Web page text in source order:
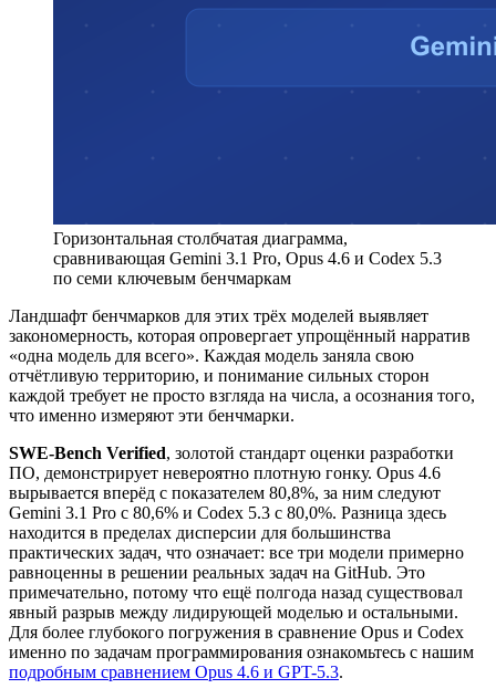
Горизонтальная столбчатая диаграмма,
сравнивающая Gemini 3.1 Pro, Opus 4.6 и Codex 5.3
по семи ключевым бенчмаркам
Ландшафт бенчмарков для этих трёх моделей выявляет
закономерность, которая опровергает упрощённый нарратив
«одна модель для всего». Каждая модель заняла свою
отчётливую территорию, и понимание сильных сторон
каждой требует не просто взгляда на числа, а осознания того,
что именно измеряют эти бенчмарки.
SWE-Bench Verified, золотой стандарт оценки разработки
ПО, демонстрирует невероятно плотную гонку. Opus 4.6
вырывается вперёд с показателем 80,8%, за ним следуют
Gemini 3.1 Pro с 80,6% и Codex 5.3 с 80,0%. Разница здесь
находится в пределах дисперсии для большинства
практических задач, что означает: все три модели примерно
равноценны в решении реальных задач на GitHub. Это
примечательно, потому что ещё полгода назад существовал
явный разрыв между лидирующей моделью и остальными.
Для более глубокого погружения в сравнение Opus и Codex
именно по задачам программирования ознакомьтесь с нашим
подробным сравнением Opus 4.6 и GPT-5.3.